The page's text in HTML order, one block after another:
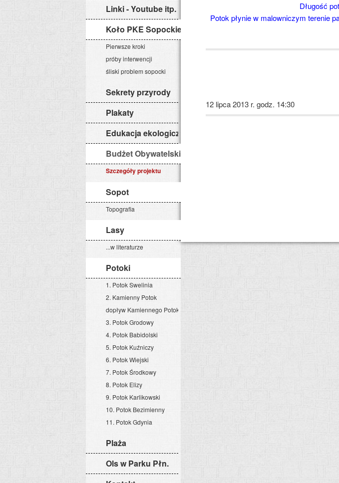
Linki - Youtube itp.
Koło PKE Sopockie Potoki
Pierwsze kroki
próby interwencji
śliski problem sopocki
Sekrety przyrody
Plakaty
Edukacja ekologiczna
Budżet Obywatelski 2015
Szczegóły projektu
Sopot
Topografia
Lasy
...w literaturze
Potoki
1. Potok Swelinia
2. Kamienny Potok
dopływ Kamiennego Potoku
3. Potok Grodowy
4. Potok Babidolski
5. Potok Kuźniczy
6. Potok Wiejski
7. Potok Środkowy
8. Potok Elizy
9. Potok Karlikowski
10. Potok Bezimienny
11. Potok Gdynia
Plaża
Ols w Parku Płn.
Długość
Potok płynie w malowniczym terenie
12 lipca 2013 r. godz. 14:30